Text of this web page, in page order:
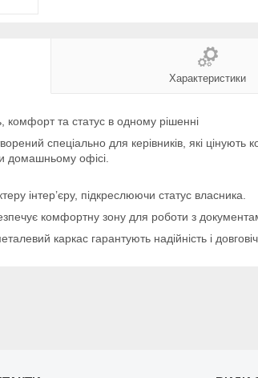
Характеристики
комфорт та статус в одному рішенні
спеціально для керівників, які
домашньому офісі.
інтер’єру, підкреслюючи статус власника.
комфортну зону для роботи з
каркас гарантують надійність і